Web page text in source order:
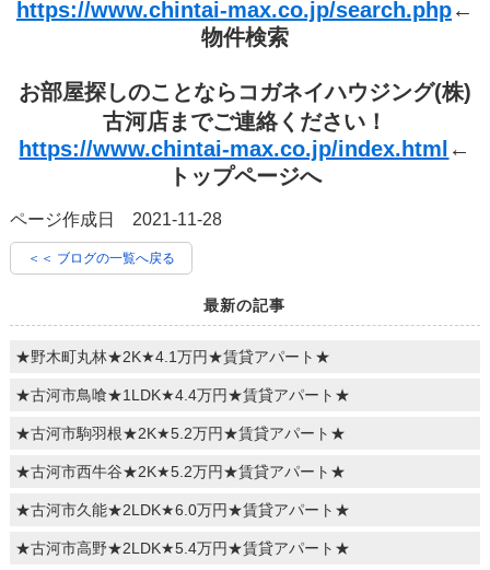
https://www.chintai-max.co.jp/search.php←
物件検索
お部屋探しのことならコガネイハウジング(株)
古河店までご連絡ください！
https://www.chintai-max.co.jp/index.html ←
トップページへ
ページ作成日 2021-11-28
＜＜ ブログの一覧へ戻る
最新の記事
★野木町丸林★2K★4.1万円★賃貸アパート★
★古河市鳥喰★1LDK★4.4万円★賃貸アパート★
★古河市駒羽根★2K★5.2万円★賃貸アパート★
★古河市西牛谷★2K★5.2万円★賃貸アパート★
★古河市久能★2LDK★6.0万円★賃貸アパート★
★古河市高野★2LDK★5.4万円★賃貸アパート★